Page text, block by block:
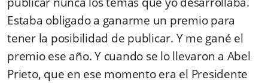
Estaba obligado a ganarme un premio para
tener la posibilidad de publicar. Y me gané el
premio ese año. Y cuando se lo llevaron a Abel
Prieto, que en ese momento era el Presidente